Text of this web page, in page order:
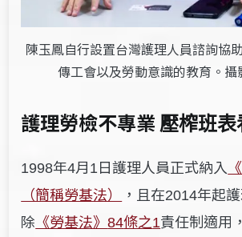
陳玉鳳自行設置台灣護理人員諮詢協
傳工會以及勞動意識的教育。攝
護理勞檢不專業 壓榨班表
1998年4月 1日護理人員正式納入
（簡稱勞基法）
，且在2014年起
除 《勞基法》84條之1責任制適用